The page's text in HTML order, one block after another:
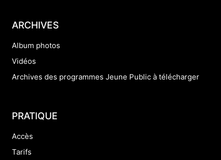
ARCHIVES
Album photos
Vidéos
Archives des programmes Jeune Public à télécharger
PRATIQUE
Accès
Tarifs